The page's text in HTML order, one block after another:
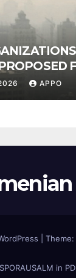
IN LIST OF
APPO
USALM in